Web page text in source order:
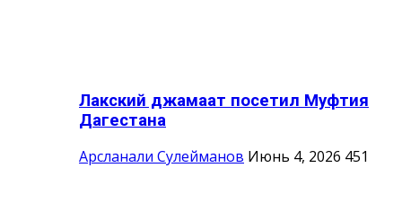
Лакский джамаат посетил Муфтия
Дагестана
Арсланали Сулейманов Июнь 4, 2026 451